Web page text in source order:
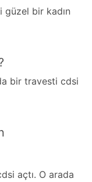
güzel bir kadın
bir travesti cdsi
açtı. O arada